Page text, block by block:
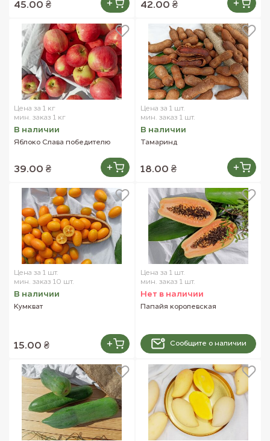
45.00 ₴ 42.00 ₴
Цена за 1 кг
мин. заказ 1 кг
В наличии
Яблоко Слава победителю
39.00 ₴
Цена за 1 шт.
мин. заказ 1 шт.
В наличии
Тамаринд
18.00 ₴
Цена за 1 шт.
мин. заказ 10 шт.
В наличии
Кумкват
15.00 ₴
Цена за 1 шт.
мин. заказ 1 шт.
Нет в наличии
Папайя королевская
Сообщите о наличии